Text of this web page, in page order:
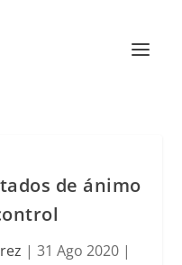
de ánimo
| 31 Ago 2020|